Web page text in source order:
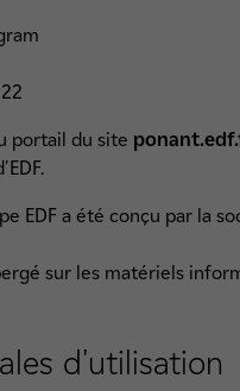
portail du site
EDF a été conçu par la
sur les matériels
d'utilisation